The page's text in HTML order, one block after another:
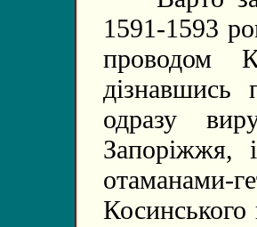
1591-1593
проводом
одразу
Запоріжжя,
Косинського